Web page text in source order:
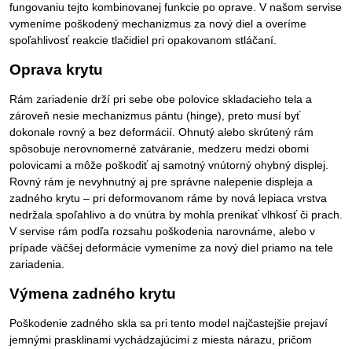
fungovaniu tejto kombinovanej funkcie po oprave. V našom servise
vymeníme poškodený mechanizmus za nový diel a overíme
spoľahlivosť reakcie tlačidiel pri opakovanom stláčaní.
Oprava krytu
Rám zariadenie drží pri sebe obe polovice skladacieho tela a
zároveň nesie mechanizmus pántu (hinge), preto musí byť
dokonale rovný a bez deformácií. Ohnutý alebo skrútený rám
spôsobuje nerovnomerné zatváranie, medzeru medzi obomi
polovicami a môže poškodiť aj samotný vnútorný ohybný displej.
Rovný rám je nevyhnutný aj pre správne nalepenie displeja a
zadného krytu – pri deformovanom ráme by nová lepiaca vrstva
nedržala spoľahlivo a do vnútra by mohla prenikať vlhkosť či prach.
V servise rám podľa rozsahu poškodenia narovnáme, alebo v
prípade väčšej deformácie vymeníme za nový diel priamo na tele
zariadenia.
Výmena zadného krytu
Poškodenie zadného skla sa pri tento model najčastejšie prejaví
jemnými prasklinami vychádzajúcimi z miesta nárazu, pričom